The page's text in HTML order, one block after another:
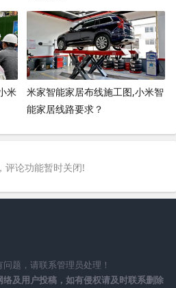
米
米家智能家居布线施工图,小米智
能家居线路要求？
评论功能暂时关闭!
题，请联系管理员处理！
及用户投稿，如有侵权请及时联系删除